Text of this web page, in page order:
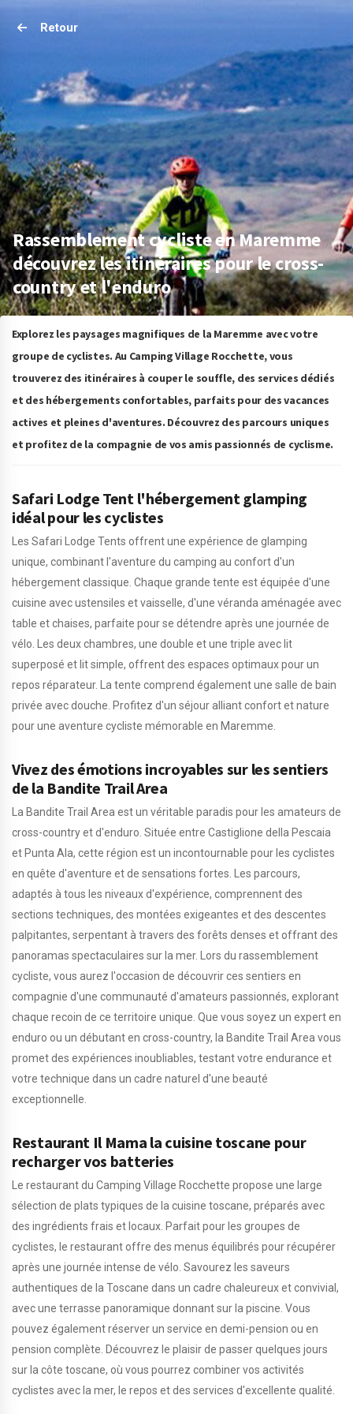
Retour
Rassemblement cycliste en Maremme
découvrez les itinéraires pour le cross-
country et l'enduro
Explorez les paysages magnifiques de la Maremme avec votre
groupe de cyclistes. Au Camping Village Rocchette, vous
trouverez des itinéraires à couper le souffle, des services dédiés
et des hébergements confortables, parfaits pour des vacances
actives et pleines d'aventures. Découvrez des parcours uniques
et profitez de la compagnie de vos amis passionnés de cyclisme.
Safari Lodge Tent l'hébergement glamping
idéal pour les cyclistes
Les Safari Lodge Tents offrent une expérience de glamping
unique, combinant l'aventure du camping au confort d'un
hébergement classique. Chaque grande tente est équipée d'une
cuisine avec ustensiles et vaisselle, d'une véranda aménagée avec
table et chaises, parfaite pour se détendre après une journée de
vélo. Les deux chambres, une double et une triple avec lit
superposé et lit simple, offrent des espaces optimaux pour un
repos réparateur. La tente comprend également une salle de bain
privée avec douche. Profitez d'un séjour alliant confort et nature
pour une aventure cycliste mémorable en Maremme.
Vivez des émotions incroyables sur les sentiers
de la Bandite Trail Area
La Bandite Trail Area est un véritable paradis pour les amateurs de
cross-country et d'enduro. Située entre Castiglione della Pescaia
et Punta Ala, cette région est un incontournable pour les cyclistes
en quête d'aventure et de sensations fortes. Les parcours,
adaptés à tous les niveaux d'expérience, comprennent des
sections techniques, des montées exigeantes et des descentes
palpitantes, serpentant à travers des forêts denses et offrant des
panoramas spectaculaires sur la mer. Lors du rassemblement
cycliste, vous aurez l'occasion de découvrir ces sentiers en
compagnie d'une communauté d'amateurs passionnés, explorant
chaque recoin de ce territoire unique. Que vous soyez un expert en
enduro ou un débutant en cross-country, la Bandite Trail Area vous
promet des expériences inoubliables, testant votre endurance et
votre technique dans un cadre naturel d'une beauté
exceptionnelle.
Restaurant Il Mama la cuisine toscane pour
recharger vos batteries
Le restaurant du Camping Village Rocchette propose une large
sélection de plats typiques de la cuisine toscane, préparés avec
des ingrédients frais et locaux. Parfait pour les groupes de
cyclistes, le restaurant offre des menus équilibrés pour récupérer
après une journée intense de vélo. Savourez les saveurs
authentiques de la Toscane dans un cadre chaleureux et convivial,
avec une terrasse panoramique donnant sur la piscine. Vous
pouvez également réserver un service en demi-pension ou en
pension complète. Découvrez le plaisir de passer quelques jours
sur la côte toscane, où vous pourrez combiner vos activités
cyclistes avec la mer, le repos et des services d'excellente qualité.